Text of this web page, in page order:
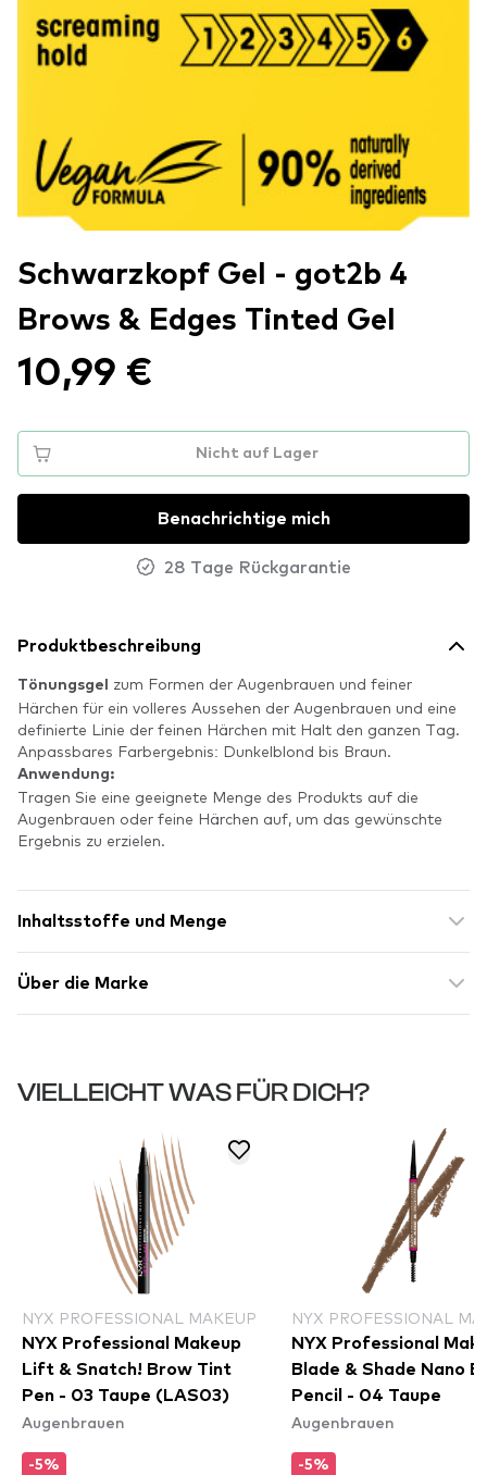
Schwarzkopf Gel - got2b 4
Brows & Edges Tinted Gel
10,99 €
Nicht auf Lager
Benachrichtige mich
28 Tage Rückgarantie
Produktbeschreibung
Tönungsgel
zum Formen der Augenbrauen und feiner
Härchen für ein volleres Aussehen der Augenbrauen und eine
definierte Linie der feinen Härchen mit Halt den ganzen Tag.
Anpassbares Farbergebnis: Dunkelblond bis Braun.
Anwendung:
Tragen Sie eine geeignete Menge des Produkts auf die
Augenbrauen oder feine Härchen auf, um das gewünschte
Ergebnis zu erzielen.
Inhaltsstoffe und Menge
Über die Marke
VIELLEICHT WAS FÜR DICH?
NYX PROFESSIONAL MAKEUP
NYX Professional Makeup
Lift & Snatch! Brow Tint
Pen - 03 Taupe (LAS03)
Augenbrauen
-5%
NYX PROFESSIONAL
NYX Professional
Blade & Shade Nano
Pencil - 04 Taupe
Augenbrauen
-5%